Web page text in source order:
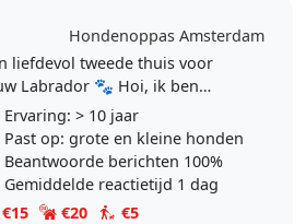
Hondenoppas Amsterdam
liefdevol tweede thuis voor
Labrador 🐾 Hoi, ik ben
45 jaar, en ik heb een
liefde voor Labradors. Na
prachtige..
Ervaring: > 10 jaar
Past op: grote en kleine honden
Beantwoorde berichten 100%
Gemiddelde reactietijd 1 dag
€15
€20
€5